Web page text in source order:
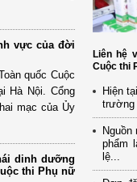
vực của đời
quốc Cuộc
Hà Nội. Cổng
mạc của Ủy
dinh dưỡng
thi Phụ nữ
Liên hệ
Cuộc thi
Hiện
trường
phẩm
lệ...